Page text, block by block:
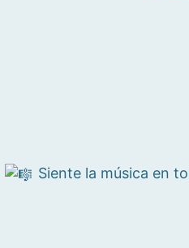
Siente la música en